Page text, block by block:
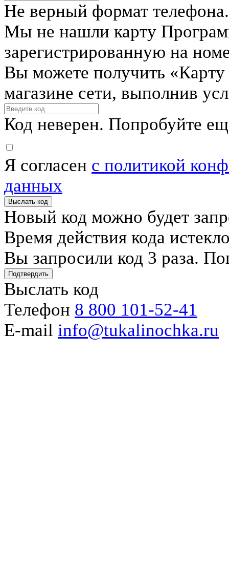
Не верный формат
Мы не нашли карту
зарегистрированную на
Вы можете получить
магазине сети, выполнив
Код неверен. Попробуйте
Я согласен с политикой
данных
Выслать код
Новый код можно будет
Время действия кода
Вы запросили код 3 раза.
Подтвердить
Выслать код
Телефон 8 800 101-52-41
E-mail info@tukalinochka.ru